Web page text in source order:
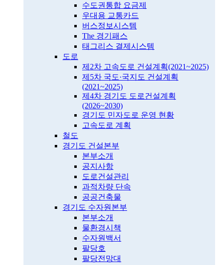
수도권통합 요금제
우대용 교통카드
버스정보시스템
The 경기패스
태그리스 결제시스템
도로
제2차 고속도로 건설계획(2021~2025)
제5차 국도·국지도 건설계획
(2021~2025)
제4차 경기도 도로건설계획
(2026~2030)
경기도 민자도로 운영 현황
고속도로 계획
철도
경기도 건설본부
본부소개
공지사항
도로건설관리
과적차량 단속
공공건축물
경기도 수자원본부
본부소개
물환경시책
수자원백서
팔당호
팔당전망대